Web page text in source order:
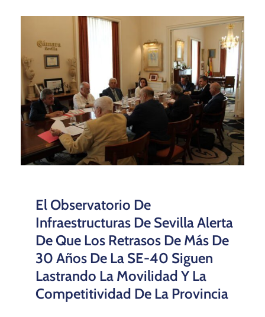
El Observatorio De
Infraestructuras De Sevilla Alerta
De Que Los Retrasos De Más De
30 Años De La SE-40 Siguen
Lastrando La Movilidad Y La
Competitividad De La Provincia